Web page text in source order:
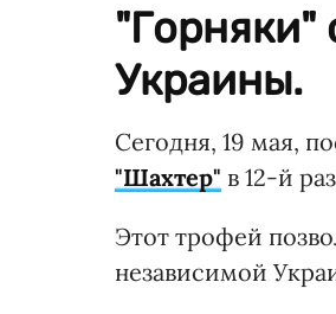
"Горняки"
Украины.
Сегодня, 19 мая,
"Шахтер" в 12-й
Этот трофей
независимой